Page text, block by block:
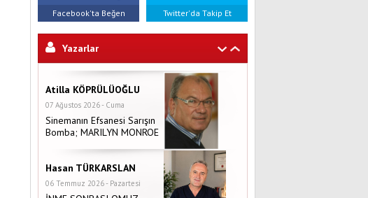
Facebook'ta Beğen Twitter'da Takip Et
Yazarlar
Atilla KÖPRÜLÜOĞLU
07 Ağustos 2026 - Cuma
Sinemanın Efsanesi Sarışın
Bomba; MARILYN MONROE
Hasan TÜRKARSLAN
06 Temmuz 2026 - Pazartesi